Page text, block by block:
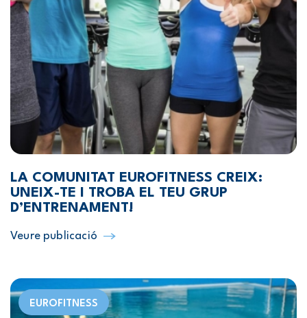
LA COMUNITAT EUROFITNESS CREIX:
UNEIX-TE I TROBA EL TEU GRUP
D’ENTRENAMENT!
Veure publicació
EUROFITNESS